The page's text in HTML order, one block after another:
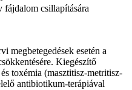
fájdalom csillapítására
megbetegedések esetén a
Kiegészítő
toxémia (masztitisz-metritisz-
antibiotikum-terápiával